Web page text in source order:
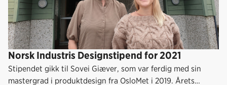
Norsk Industris Designstipend for 2021
Stipendet gikk til Sovei Giæver, som var ferdig med sin
mastergrad i produktdesign fra OsloMet i 2019. Årets